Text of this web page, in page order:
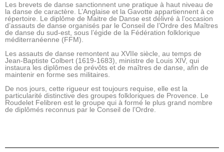
Les brevets de danse sanctionnent une pratique à haut niveau de
la danse de caractère. L’Anglaise et la Gavotte appartiennent à ce
répertoire. Le diplôme de Maitre de Danse est délivré à l’occasion
d’assauts de danse organisés par le Conseil de l’Ordre des Maîtres
de danse du sud-est, sous l’égide de la Fédération folklorique
méditerranéenne (FFM).
Les assauts de danse remontent au XVIIe siècle, au temps de
Jean-Baptiste Colbert (1619-1683), ministre de Louis XIV, qui
instaura les diplômes de prévôts et de maîtres de danse, afin de
maintenir en forme ses militaires.
De nos jours, cette rigueur est toujours requise, elle est la
particularité distinctive des groupes folkloriques de Provence. Le
Roudelet Felibren est le groupe qui à formé le plus grand nombre
de diplômés reconnus par le Conseil de l’Ordre.